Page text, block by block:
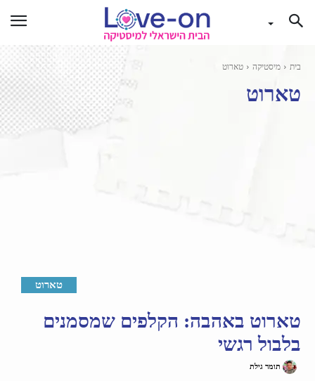
בית מיסטיקה טארוט
טארוט
טארוט
טארוט באהבה: הקלפים שמסמנים
בלבול רגשי
תומר גילת